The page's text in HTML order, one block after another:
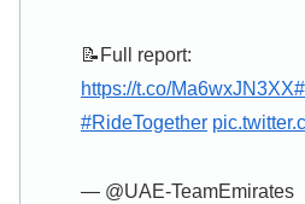
📝Full report:
https://t.co/Ma6wxJN3XX
#RideTogether
— @UAE-TeamEmirates